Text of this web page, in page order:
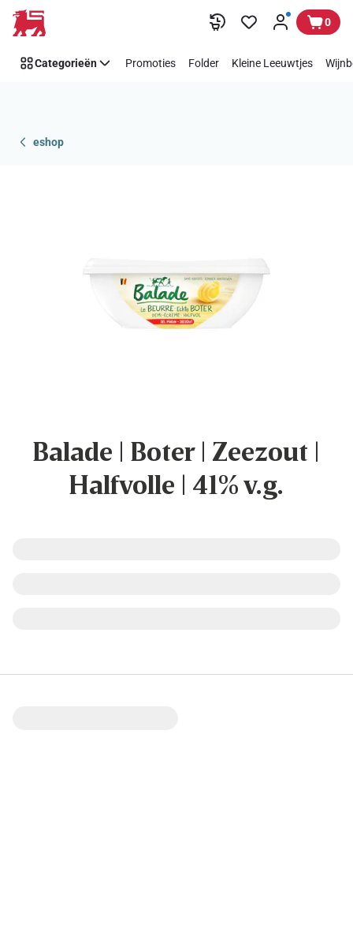
Overslaan 0
Categorieën Promoties Folder Kleine Leeuwtjes
eshop
Balade | Boter | Zeezout |
Halfvolle | 41% v.g.